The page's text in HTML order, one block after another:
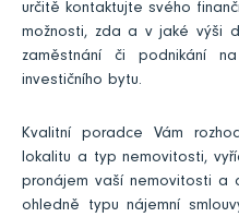
určitě kontaktujte svého
možnosti, zda a v jaké výši
zaměstnání či podnikání
investičního bytu.
Kvalitní poradce Vám
lokalitu a typ nemovitosti,
pronájem vaší nemovitosti a
ohledně typu nájemní